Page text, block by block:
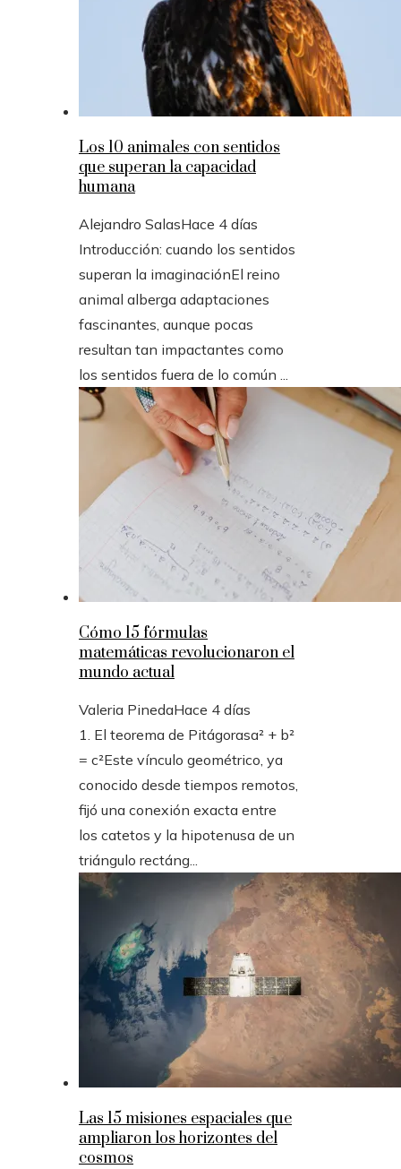
Los 10 animales con sentidos
que superan la capacidad
humana
Alejandro SalasHace 4 días
Introducción: cuando los sentidos
superan la imaginaciónEl reino
animal alberga adaptaciones
fascinantes, aunque pocas
resultan tan impactantes como
los sentidos fuera de lo común ...
Cómo 15 fórmulas
matemáticas revolucionaron el
mundo actual
Valeria PinedaHace 4 días
1. El teorema de Pitágorasa² + b²
= c²Este vínculo geométrico, ya
conocido desde tiempos remotos,
fijó una conexión exacta entre
los catetos y la hipotenusa de un
triángulo rectáng...
Las 15 misiones espaciales que
ampliaron los horizontes del
cosmos